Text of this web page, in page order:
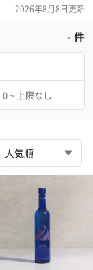
2026年8月8日更新
-件
0 ~ 上限なし